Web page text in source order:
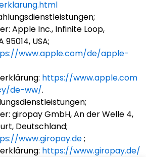
Apple Inc., Infinite Loop,
USA;
www.apple.com/de/apple-
https://www.apple.com
de-ww/.
giropay GmbH, An der Welle 4,
Deutschland;
www.giropay.de;
https://www.giropay.de/